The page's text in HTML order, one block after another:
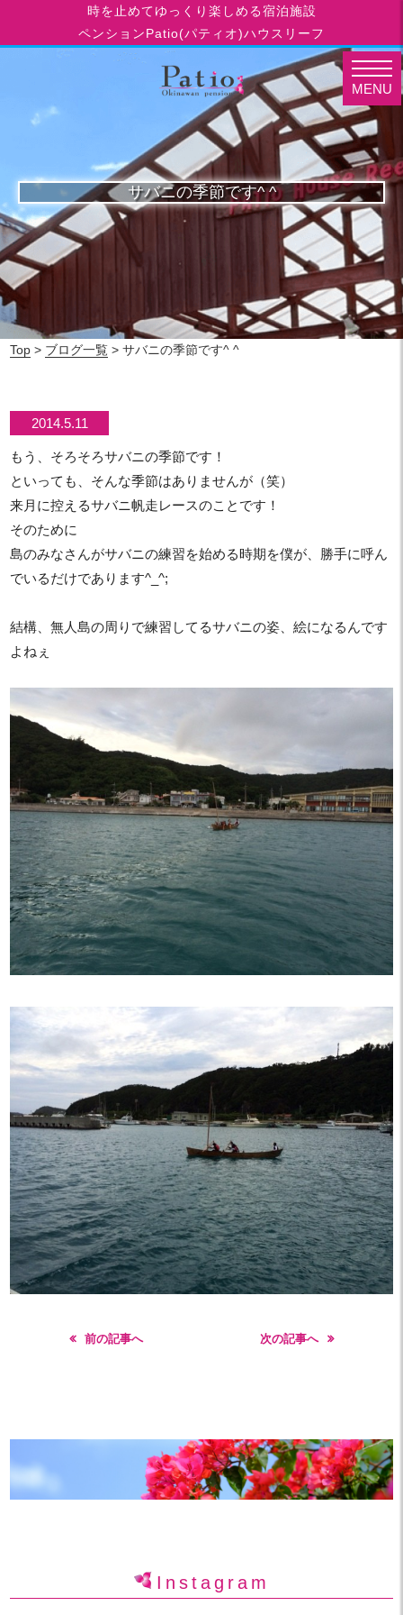
時を止めてゆっくり楽しめる宿泊施設
ペンションPatio(パティオ)ハウスリーフ
サバニの季節です^ ^
Top > ブログ一覧 > サバニの季節です^ ^
2014.5.11
もう、そろそろサバニの季節です！
といっても、そんな季節はありませんが（笑）
来月に控えるサバニ帆走レースのことです！
そのために
島のみなさんがサバニの練習を始める時期を僕が、勝手に呼ん
でいるだけであります^_^;
結構、無人島の周りで練習してるサバニの姿、絵になるんです
よねぇ
前の記事へ 次の記事へ
Instagram
MENU